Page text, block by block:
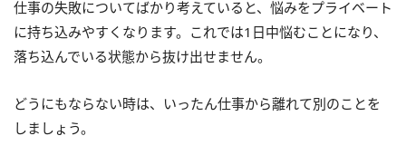
仕事の失敗についてばかり考えていると、悩みをプライベート
に持ち込みやすくなります。これでは1日中悩むことになり、
落ち込んでいる状態から抜け出せません。
どうにもならない時は、いったん仕事から離れて別のことを
しましょう。